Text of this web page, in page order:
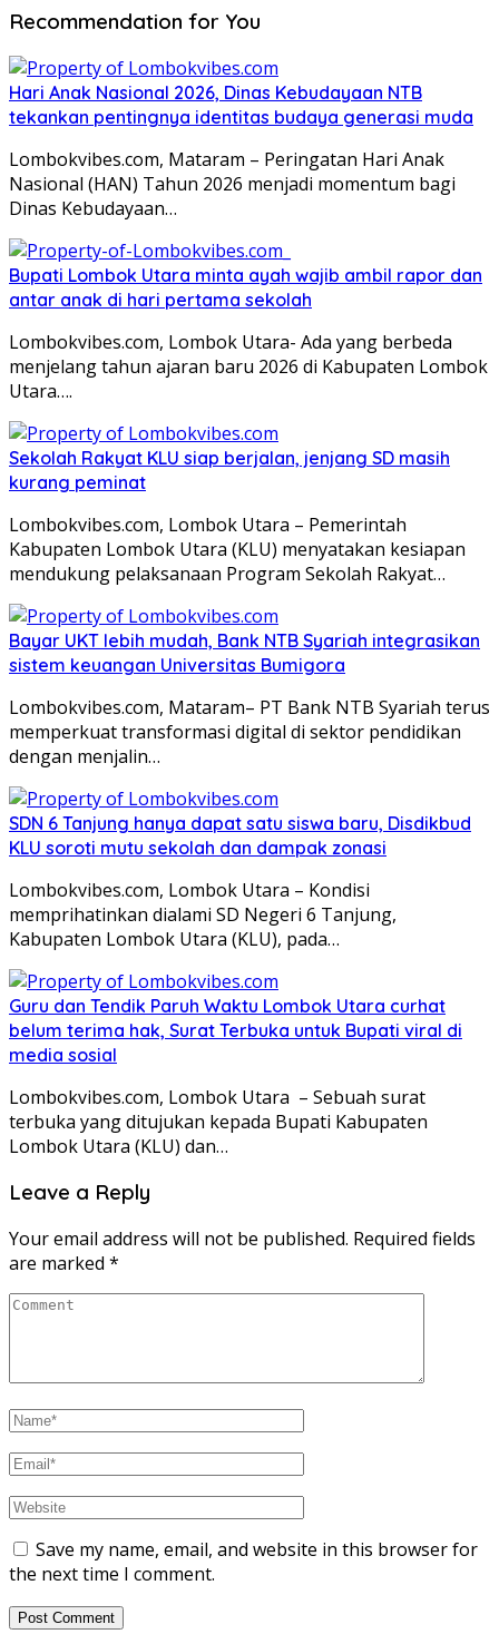
Recommendation for You
Hari Anak Nasional 2026, Dinas Kebudayaan NTB
tekankan pentingnya identitas budaya generasi muda
Lombokvibes.com, Mataram – Peringatan Hari Anak
Nasional (HAN) Tahun 2026 menjadi momentum bagi
Dinas Kebudayaan…
Bupati Lombok Utara minta ayah wajib ambil rapor dan
antar anak di hari pertama sekolah
Lombokvibes.com, Lombok Utara- Ada yang berbeda
menjelang tahun ajaran baru 2026 di Kabupaten Lombok
Utara….
Sekolah Rakyat KLU siap berjalan, jenjang SD masih
kurang peminat
Lombokvibes.com, Lombok Utara – Pemerintah
Kabupaten Lombok Utara (KLU) menyatakan kesiapan
mendukung pelaksanaan Program Sekolah Rakyat…
Bayar UKT lebih mudah, Bank NTB Syariah integrasikan
sistem keuangan Universitas Bumigora
Lombokvibes.com, Mataram– PT Bank NTB Syariah terus
memperkuat transformasi digital di sektor pendidikan
dengan menjalin…
SDN 6 Tanjung hanya dapat satu siswa baru, Disdikbud
KLU soroti mutu sekolah dan dampak zonasi
Lombokvibes.com, Lombok Utara – Kondisi
memprihatinkan dialami SD Negeri 6 Tanjung,
Kabupaten Lombok Utara (KLU), pada…
Guru dan Tendik Paruh Waktu Lombok Utara curhat
belum terima hak, Surat Terbuka untuk Bupati viral di
media sosial
Lombokvibes.com, Lombok Utara – Sebuah surat
terbuka yang ditujukan kepada Bupati Kabupaten
Lombok Utara (KLU) dan…
Leave a Reply
Your email address will not be published. Required fields
are marked *
Save my name, email, and website in this browser for
the next time I comment.